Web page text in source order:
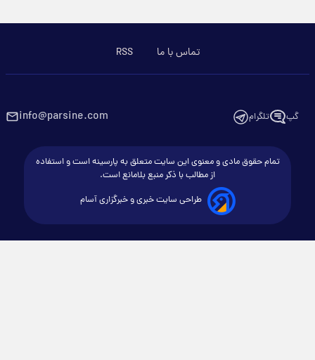
تماس با ما RSS
گپ تلگرام info@parsine.com
تمام حقوق مادی و معنوی این سایت متعلق به پارسینه است و استفاده
از مطالب با ذکر منبع بلامانع است.
طراحی سایت خبری و خبرگزاری آسام